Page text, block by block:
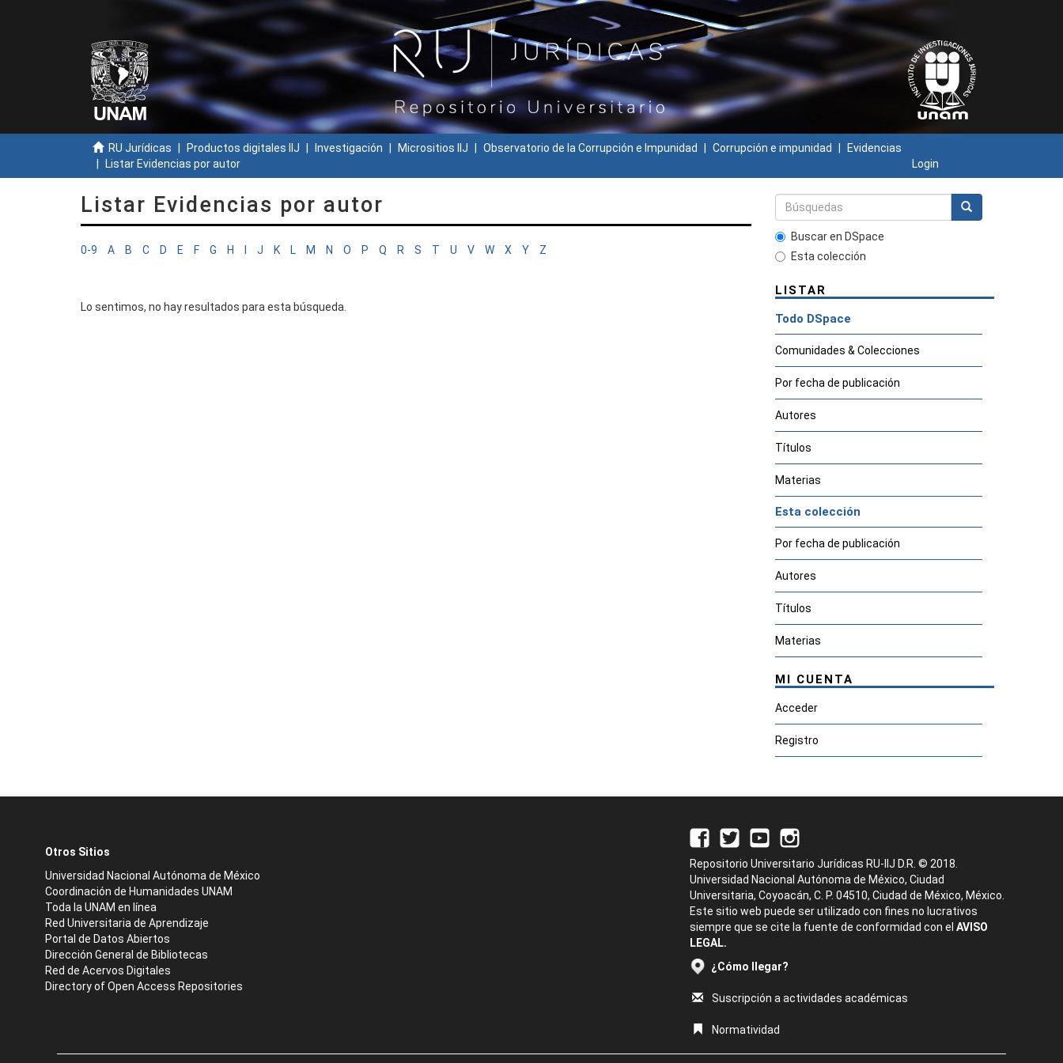
RU Jurídicas Productos digitales IIJ Investigación Micrositios IIJ Observatorio de la Corrupción e Impunidad Corrupción e impunidad
Evidencias
Listar Evidencias por autor
Login
Listar Evidencias por autor
0-9 A B C D E F G H J K L M N O P Q R S T U V W X Y Z
Lo sentimos, no hay resultados para esta búsqueda.
Buscar en DSpace
Esta colección
LISTAR
Todo DSpace
Comunidades & Colecciones
Por fecha de publicación
Autores
Títulos
Materias
Esta colección
Por fecha de publicación
Autores
Títulos
Materias
MI CUENTA
Acceder
Registro
Otros Sitios
Universidad Nacional Autónoma de México
Coordinación de Humanidades UNAM
Toda la UNAM en línea
Red Universitaria de Aprendizaje
Portal de Datos Abiertos
Dirección General de Bibliotecas
Red de Acervos Digitales
Directory of Open Access Repositories
Repositorio Universitario Jurídicas RU-IIJ D.R. © 2018.
Universidad Nacional Autónoma de México, Ciudad
Universitaria, Coyoacán, C. P. 04510, Ciudad de México, México.
Este sitio web puede ser utilizado con fines no lucrativos
siempre que se cite la fuente de conformidad con el AVISO
LEGAL.
¿Cómo llegar?
Suscripción a actividades académicas
Normatividad